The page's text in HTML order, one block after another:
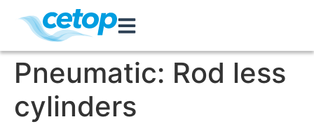
Pneumatic: Rod less
cylinders